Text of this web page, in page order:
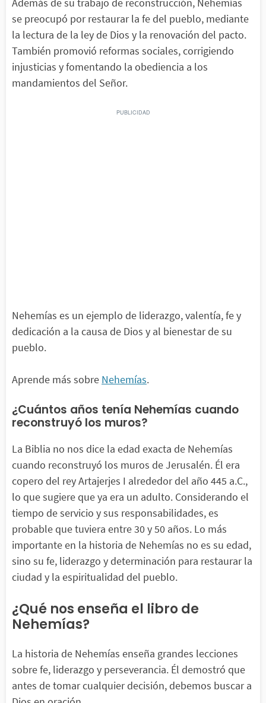
se preocupó por restaurar la fe del pueblo, mediante
la lectura de la ley de Dios y la renovación del pacto.
También promovió reformas sociales, corrigiendo
injusticias y fomentando la obediencia a los
mandamientos del Señor.
Nehemías es un ejemplo de liderazgo, valentía, fe y
dedicación a la causa de Dios y al bienestar de su
pueblo.
Aprende más sobre Nehemías.
¿Cuántos años tenía Nehemías cuando
reconstruyó los muros?
La Biblia no nos dice la edad exacta de Nehemías
cuando reconstruyó los muros de Jerusalén. Él era
copero del rey Artajerjes I alrededor del año 445 a.C.,
lo que sugiere que ya era un adulto. Considerando el
tiempo de servicio y sus responsabilidades, es
probable que tuviera entre 30 y 50 años. Lo más
importante en la historia de Nehemías no es su edad,
sino su fe, liderazgo y determinación para restaurar la
ciudad y la espiritualidad del pueblo.
¿Qué nos enseña el libro de
Nehemías?
La historia de Nehemías enseña grandes lecciones
sobre fe, liderazgo y perseverancia. Él demostró que
antes de tomar cualquier decisión, debemos buscar a